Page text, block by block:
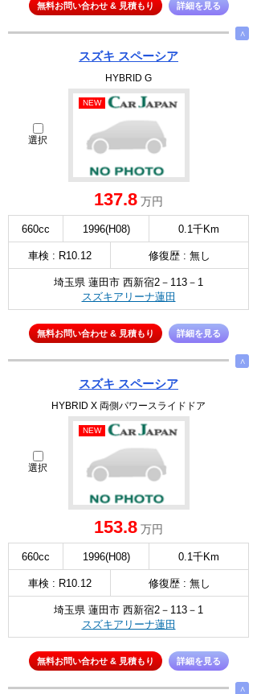
無料お問い合わせ & 見積もり 詳細を見る
∧
スズキ スペーシア
HYBRID G
選択
NEW
137.8 万円
660cc 1996(H08) 0.1千Km
車検 : R10.12 修復歴 : 無し
埼玉県 蓮田市 西新宿2－113－1
スズキアリーナ蓮田
無料お問い合わせ & 見積もり 詳細を見る
∧
スズキ スペーシア
HYBRID X 両側パワースライドドア
選択
NEW
153.8 万円
660cc 1996(H08) 0.1千Km
車検 : R10.12 修復歴 : 無し
埼玉県 蓮田市 西新宿2－113－1
スズキアリーナ蓮田
無料お問い合わせ & 見積もり 詳細を見る
∧